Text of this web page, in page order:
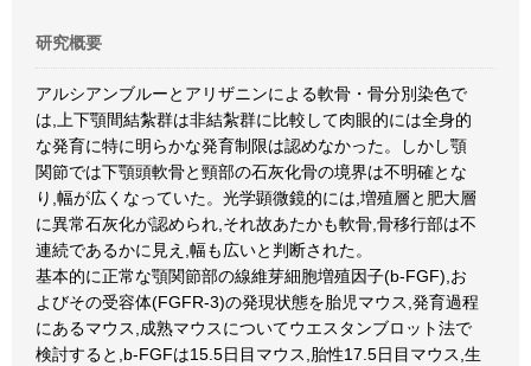
研究概要
アルシアンブルーとアリザニンによる軟骨・骨分別染色で
は,上下顎間結紮群は非結紮群に比較して肉眼的には全身的
な発育に特に明らかな発育制限は認めなかった。しかし顎
関節では下顎頭軟骨と頸部の石灰化骨の境界は不明確とな
り,幅が広くなっていた。光学顕微鏡的には,増殖層と肥大層
に異常石灰化が認められ,それ故あたかも軟骨,骨移行部は不
連続であるかに見え,幅も広いと判断された。
基本的に正常な顎関節部の線維芽細胞増殖因子(b-FGF),お
よびその受容体(FGFR-3)の発現状態を胎児マウス,発育過程
にあるマウス,成熟マウスについてウエスタンブロット法で
検討すると,b-FGFは15.5日目マウス,胎性17.5日目マウス,生